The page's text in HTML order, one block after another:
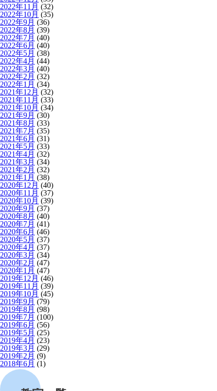
2022年11月 (32)
2022年10月 (35)
2022年9月 (36)
2022年8月 (39)
2022年7月 (40)
2022年6月 (40)
2022年5月 (38)
2022年4月 (44)
2022年3月 (40)
2022年2月 (32)
2022年1月 (34)
2021年12月 (32)
2021年11月 (33)
2021年10月 (34)
2021年9月 (30)
2021年8月 (33)
2021年7月 (35)
2021年6月 (31)
2021年5月 (33)
2021年4月 (32)
2021年3月 (34)
2021年2月 (32)
2021年1月 (38)
2020年12月 (40)
2020年11月 (37)
2020年10月 (39)
2020年9月 (37)
2020年8月 (40)
2020年7月 (41)
2020年6月 (46)
2020年5月 (37)
2020年4月 (37)
2020年3月 (34)
2020年2月 (47)
2020年1月 (47)
2019年12月 (46)
2019年11月 (39)
2019年10月 (45)
2019年9月 (79)
2019年8月 (98)
2019年7月 (100)
2019年6月 (56)
2019年5月 (25)
2019年4月 (23)
2019年3月 (29)
2019年2月 (9)
2018年6月 (1)